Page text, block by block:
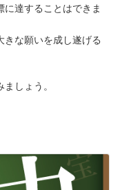
達することはできま
きな願いを成し遂げる
しょう。